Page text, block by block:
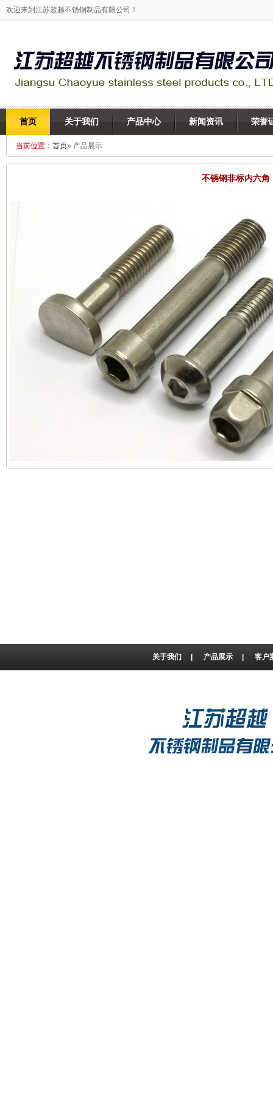
欢迎来到江苏超越不锈钢制品有限公司！
首页 关于我们 产品中心 新闻资讯 荣誉
当前位置： 首页» 产品展示
不锈钢非标内六角
关于我们 产品展示 客户